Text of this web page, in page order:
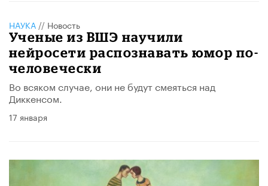
НАУКА // Новость
Ученые из ВШЭ научили
нейросети распознавать юмор по-
человечески
Во всяком случае, они не будут смеяться над
Диккенсом.
17 января